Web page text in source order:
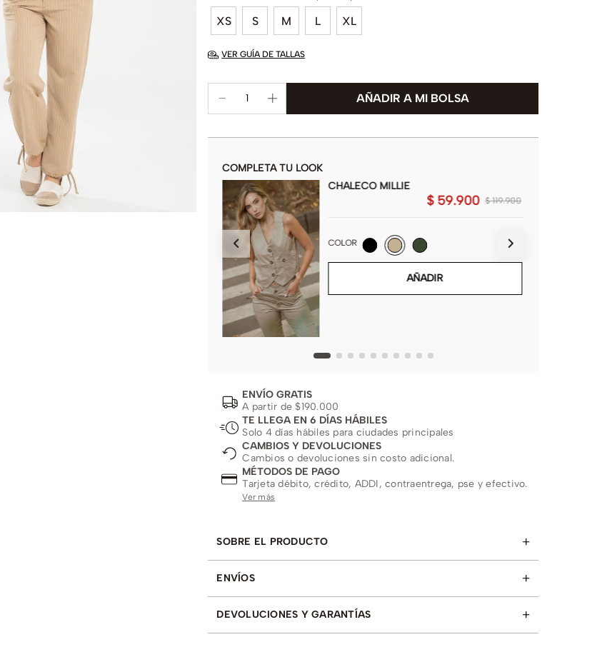
XS S M L XL
VER GUÍA DE TALLAS
COMPLETA TU LOOK
CHALECO GAZEL
CHALECO MILLIE
$ 119.900
$ 59.900
COLOR
AÑADIR
ENVÍO GRATIS
A partir de $190.000
TE LLEGA EN 6 DÍAS HÁBILES
Solo 4 días hábiles para ciudades principales
CAMBIOS Y DEVOLUCIONES
Cambios o devoluciones sin costo adicional.
MÉTODOS DE PAGO
Tarjeta débito, crédito, ADDI, contraentrega, pse y efectivo.
Ver más
SOBRE EL PRODUCTO +
ENVÍOS +
DEVOLUCIONES Y GARANTÍAS
+